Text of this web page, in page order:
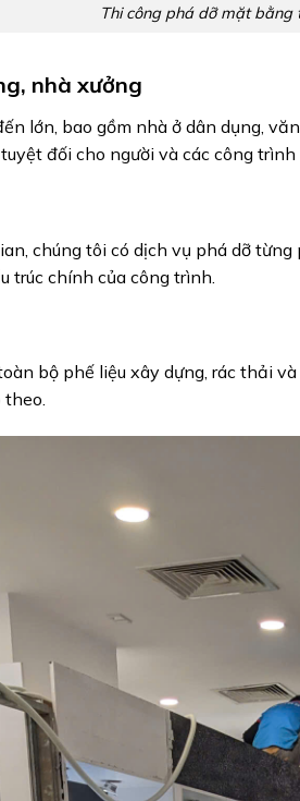
Thi công phá dỡ mặt bằng
nhà xưởng
lớn, bao gồm nhà ở dân dụng,
đối cho người và các công trình
chúng tôi có dịch vụ phá dỡ
trúc chính của công trình.
bộ phế liệu xây dựng, rác thải
theo.